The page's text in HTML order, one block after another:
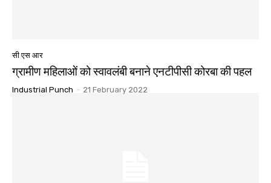
सी एस आर
ग्रामीण महिलाओं को स्वावलंबी बनाने एनटीपीसी कोरबा की पहल
Industrial Punch - 21 February 2022